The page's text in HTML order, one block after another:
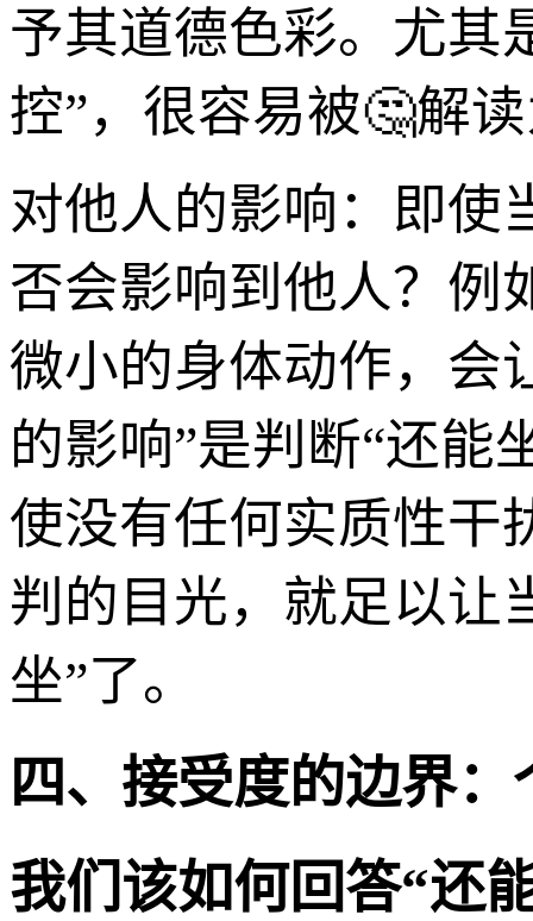
予其道德色彩。尤其
控”，很容易被🤔解
对他人的影响：即使
否会影响到他人？例
微小的身体动作，会
的影响”是判断“还能
使没有任何实质性干
判的目光，就足以让
坐”了。
四、接受度的边界
我们该如何回答“还